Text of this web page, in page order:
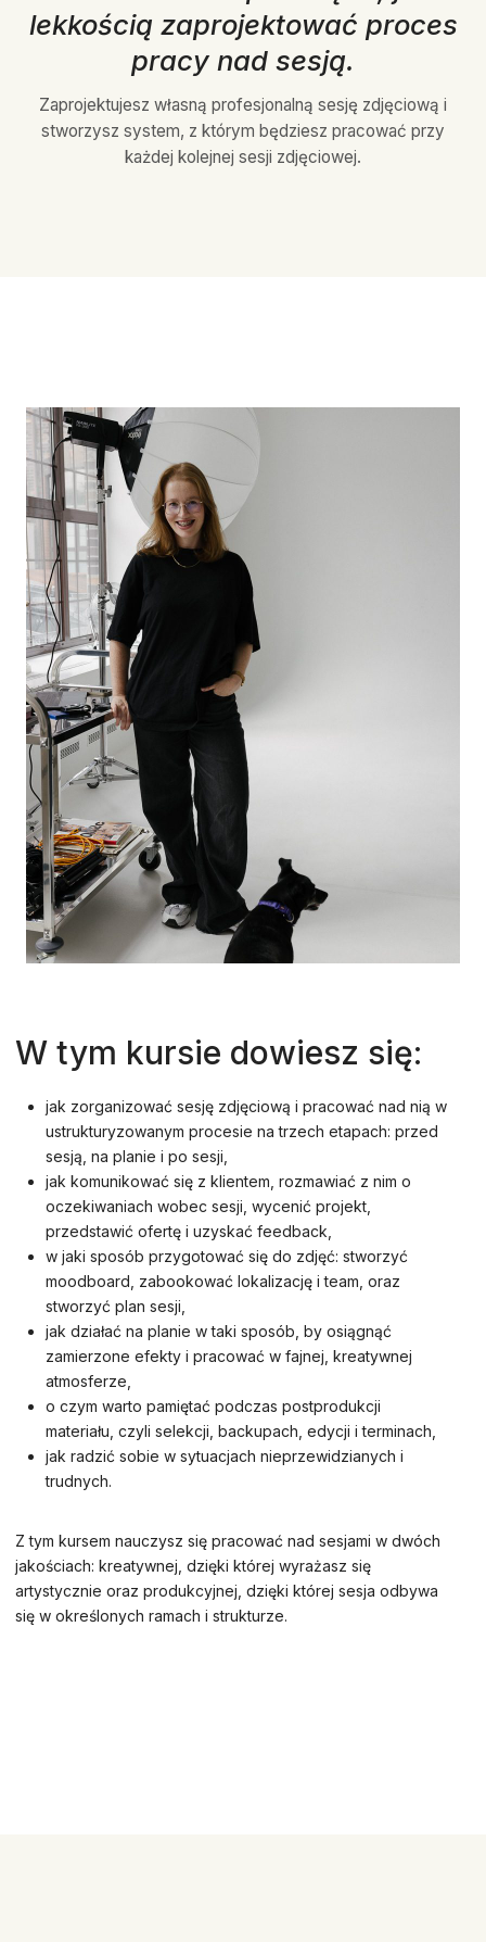
lekkością zaprojektować proces
pracy nad sesją.
Zaprojektujesz własną profesjonalną sesję zdjęciową i
stworzysz system, z którym będziesz pracować przy
każdej kolejnej sesji zdjęciowej.
W tym kursie dowiesz się:
jak zorganizować sesję zdjęciową i pracować nad nią w
ustrukturyzowanym procesie na trzech etapach: przed
sesją, na planie i po sesji,
jak komunikować się z klientem, rozmawiać z nim o
oczekiwaniach wobec sesji, wycenić projekt,
przedstawić ofertę i uzyskać feedback,
w jaki sposób przygotować się do zdjęć: stworzyć
moodboard, zabookować lokalizację i team, oraz
stworzyć plan sesji,
jak działać na planie w taki sposób, by osiągnąć
zamierzone efekty i pracować w fajnej, kreatywnej
atmosferze,
o czym warto pamiętać podczas postprodukcji
materiału, czyli selekcji, backupach, edycji i terminach,
jak radzić sobie w sytuacjach nieprzewidzianych i
trudnych.
Z tym kursem nauczysz się pracować nad sesjami w dwóch
jakościach: kreatywnej, dzięki której wyrażasz się
artystycznie oraz produkcyjnej, dzięki której sesja odbywa
się w określonych ramach i strukturze.